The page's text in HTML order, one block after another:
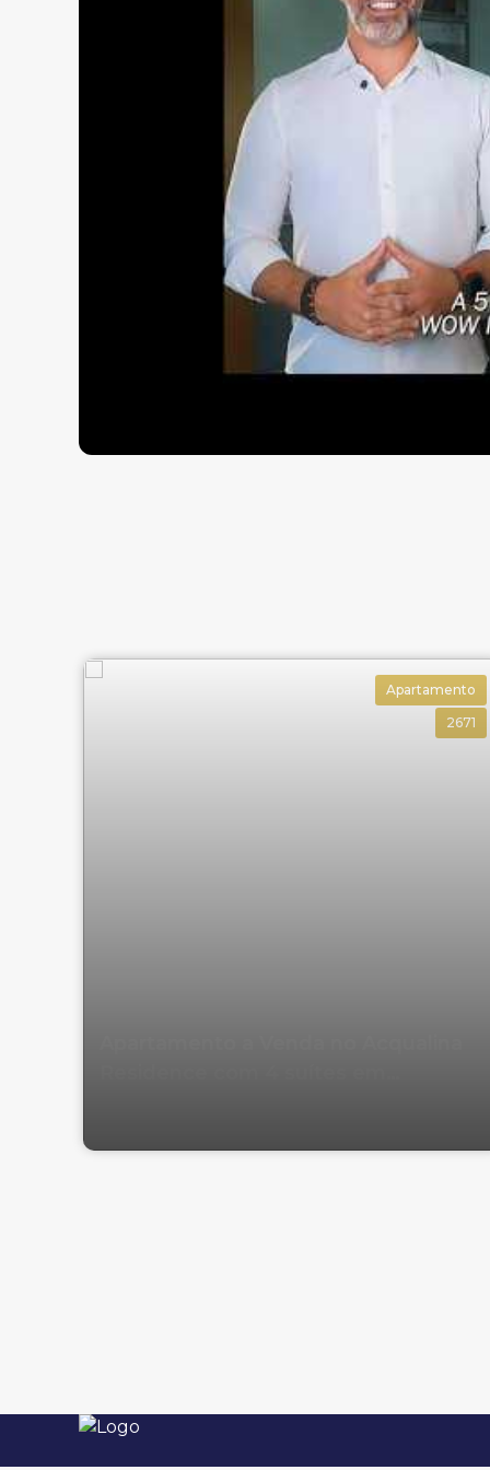
Para mais informações entre em contato com a
Apartamento
2671